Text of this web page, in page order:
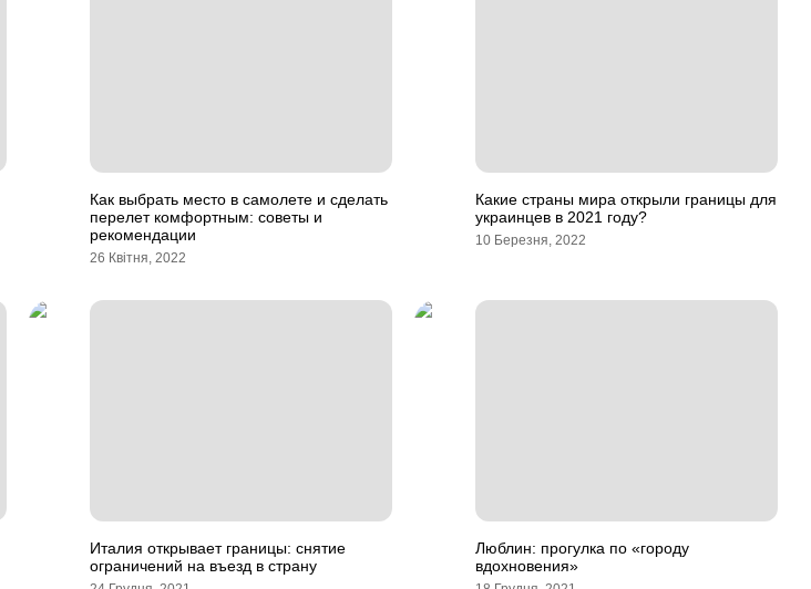
Как выбрать место в самолете и сделать
перелет комфортным: советы и
рекомендации
26 Квітня, 2022
Какие страны мира открыли границы для
украинцев в 2021 году?
10 Березня, 2022
Италия открывает границы: снятие
ограничений на въезд в страну
Люблин: прогулка по «городу
вдохновения»